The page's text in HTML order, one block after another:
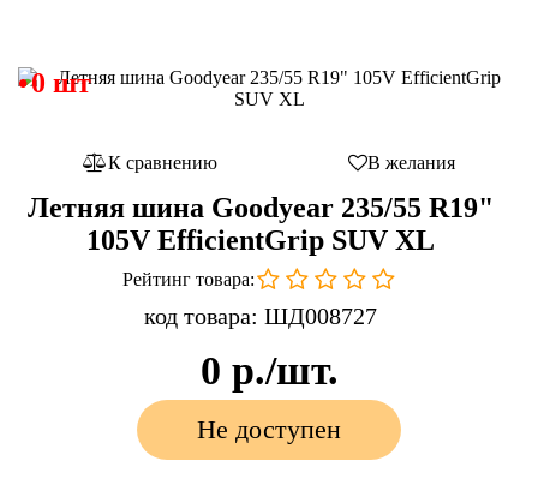
0 шт
К сравнению В желания
Летняя шина Goodyear 235/55 R19"
105V EfficientGrip SUV XL
Рейтинг товара:
код товара: ШД008727
0 р./шт.
Не доступен